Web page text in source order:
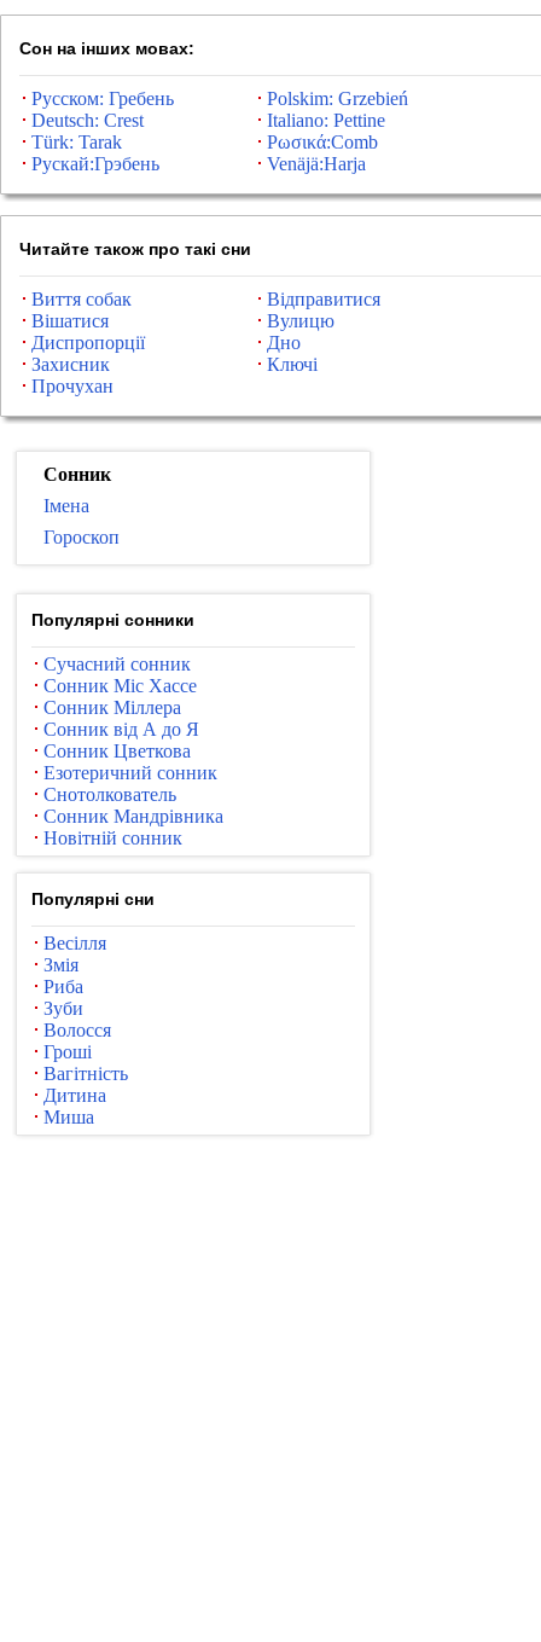
Сон на інших мовах:
Русском: Гребень
Polskim: Grzebień
Deutsch: Crest
Italiano: Pettine
Türk: Tarak
Ρωσικά:Comb
Рускай:Грэбень
Venäjä:Harja
Читайте також про такі сни
Виття собак
Відправитися
Вішатися
Вулицю
Диспропорції
Дно
Захисник
Ключі
Прочухан
Сонник
Імена
Гороскоп
Популярні сонники
Сучасний сонник
Сонник Міс Хассе
Сонник Міллера
Сонник від А до Я
Сонник Цветкова
Езотеричний сонник
Снотолкователь
Сонник Мандрівника
Новітній сонник
Популярні сни
Весілля
Змія
Риба
Зуби
Волосся
Гроші
Вагітність
Дитина
Миша